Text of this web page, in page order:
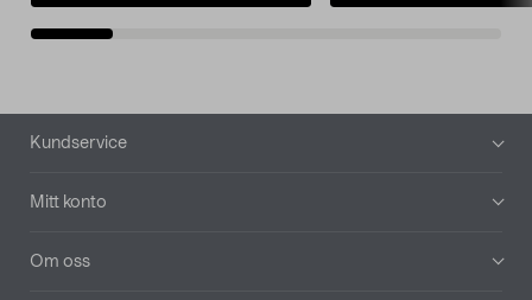
Sidfot
Kundservice
Mitt konto
Om oss